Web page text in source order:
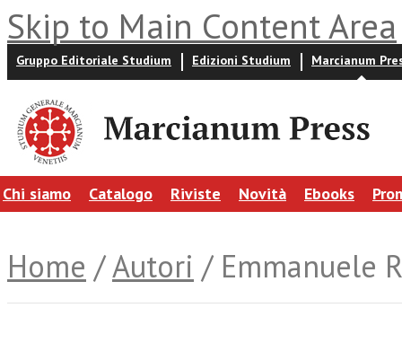
Skip to Main Content Area
Gruppo Editoriale Studium Edizioni Studium Marcianum
Chi siamo Catalogo Riviste Novità Ebooks
Home /Autori / Emmanuele